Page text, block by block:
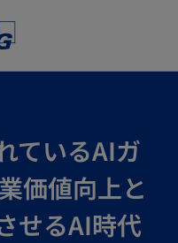
ているAIガ
価値向上と
せるAI時代